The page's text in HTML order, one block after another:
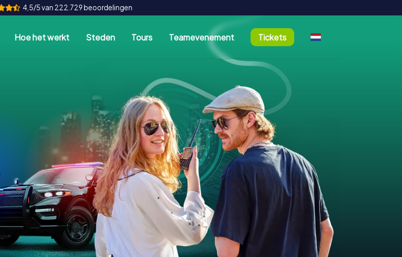
4,5/5 van 222.729 beoordelingen
Hoe het werkt Steden Tours Teamevenement Tickets